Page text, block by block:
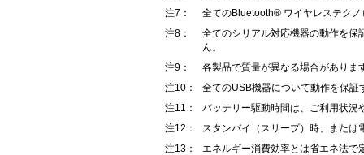
注7：
全てのBluetooth® ワイヤレステク
注8：
全てのシリアル対応機器の動作を保
ん。
注9：
各製品で質量が異なる場合がありま
注10：
全てのUSB機器について動作を保証
注11：
バッテリー駆動時間は、ご利用状況
注12：
スタンバイ（スリープ）時、または
注13：
エネルギー消費効率とは省エネ法